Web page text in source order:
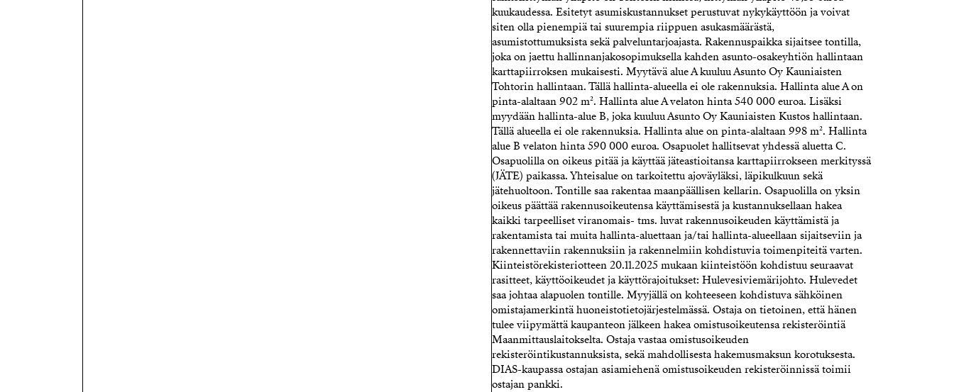
kuukaudessa. Esitetyt asumiskustannukset perustuvat nykykäyttöön ja voivat
siten olla pienempiä tai suurempia riippuen asukasmäärästä,
asumistottumuksista sekä palveluntarjoajasta. Rakennuspaikka sijaitsee tontilla,
joka on jaettu hallinnanjakosopimuksella kahden asunto-osakeyhtiön hallintaan
karttapiirroksen mukaisesti. Myytävä alue A kuuluu Asunto Oy Kauniaisten
Tohtorin hallintaan. Tällä hallinta-alueella ei ole rakennuksia. Hallinta alue A on
pinta-alaltaan 902 m². Hallinta alue A velaton hinta 540 000 euroa. Lisäksi
myydään hallinta-alue B, joka kuuluu Asunto Oy Kauniaisten Kustos hallintaan.
Tällä alueella ei ole rakennuksia. Hallinta alue on pinta-alaltaan 998 m². Hallinta
alue B velaton hinta 590 000 euroa. Osapuolet hallitsevat yhdessä aluetta C.
Osapuolilla on oikeus pitää ja käyttää jäteastioitansa karttapiirrokseen merkityssä
(JÄTE) paikassa. Yhteisalue on tarkoitettu ajoväyläksi, läpikulkuun sekä
jätehuoltoon. Tontille saa rakentaa maanpäällisen kellarin. Osapuolilla on yksin
oikeus päättää rakennusoikeutensa käyttämisestä ja kustannuksellaan hakea
kaikki tarpeelliset viranomais- tms. luvat rakennusoikeuden käyttämistä ja
rakentamista tai muita hallinta-aluettaan ja/tai hallinta-alueellaan sijaitseviin ja
rakennettaviin rakennuksiin ja rakennelmiin kohdistuvia toimenpiteitä varten.
Kiinteistörekisteriotteen 20.11.2025 mukaan kiinteistöön kohdistuu seuraavat
rasitteet, käyttöoikeudet ja käyttörajoitukset: Hulevesiviemärijohto. Hulevedet
saa johtaa alapuolen tontille. Myyjällä on kohteeseen kohdistuva sähköinen
omistajamerkintä huoneistotietojärjestelmässä. Ostaja on tietoinen, että hänen
tulee viipymättä kaupanteon jälkeen hakea omistusoikeutensa rekisteröintiä
Maanmittauslaitokselta. Ostaja vastaa omistusoikeuden
rekisteröintikustannuksista, sekä mahdollisesta hakemusmaksun korotuksesta.
DIAS-kaupassa ostajan asiamiehenä omistusoikeuden rekisteröinnissä toimii
ostajan pankki.